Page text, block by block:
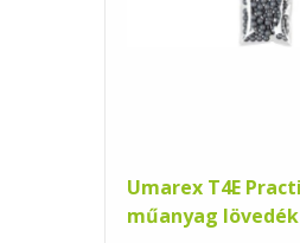
Umarex T4E
műanyag lövedék